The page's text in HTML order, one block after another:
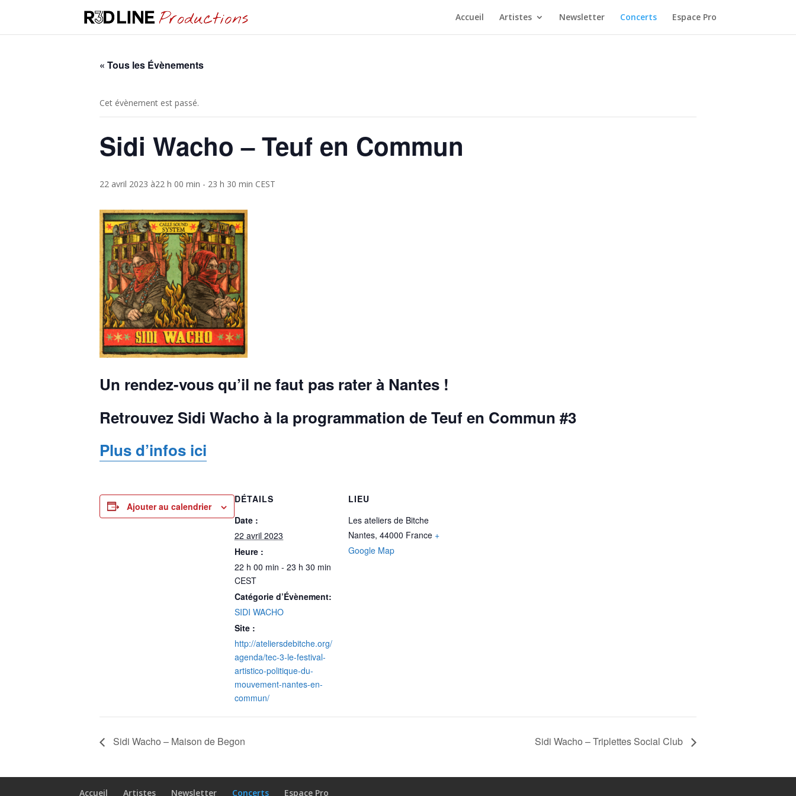
Accueil Artistes Newsletter Concerts Espace Pro
« Tous les Évènements
Cet évènement est passé.
Sidi Wacho – Teuf en Commun
22 avril 2023 à22 h 00 min - 23 h 30 min CEST
Un rendez-vous qu’il ne faut pas rater à Nantes !
Retrouvez Sidi Wacho à la programmation de Teuf en Commun #3
Plus d’infos ici
Ajouter au calendrier
DÉTAILS
Date :
22 avril 2023
Heure :
22 h 00 min - 23 h 30 min
CEST
Catégorie d’Évènement:
SIDI WACHO
Site :
http://ateliersdebitche.org/
agenda/tec-3-le-festival-
artistico-politique-du-
mouvement-nantes-en-
commun/
LIEU
Les ateliers de Bitche
Nantes, 44000 France +
Google Map
Sidi Wacho – Maison de Begon Sidi Wacho – Triplettes Social Club
Accueil Artistes Newsletter Concerts Espace Pro